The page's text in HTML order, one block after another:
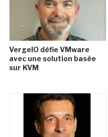
VergeIO défie VMware
avec une solution basée
sur KVM